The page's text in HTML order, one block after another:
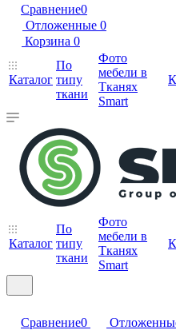
Сравнение0
Отложенные 0
Корзина 0
Каталог
По
типу
ткани
Фото
мебели в
Тканях
Smart
Каталог
По
типу
ткани
Фото
мебели в
Тканях
Smart
Сравнение0